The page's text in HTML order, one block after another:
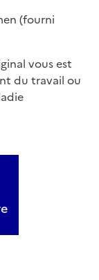
(fourni
vous est
du travail ou